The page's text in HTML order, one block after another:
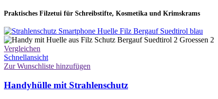
Praktisches Filzetui für Schreibstifte, Kosmetika und Krimskrams
Vergleichen
Schnellansicht
Zur Wunschliste hinzufügen
Handyhülle mit Strahlenschutz